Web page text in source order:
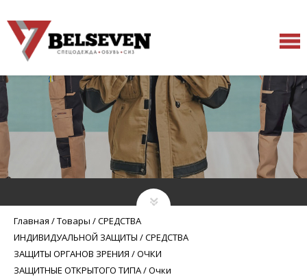
Главная /Товары /СРЕДСТВА
ИНДИВИДУАЛЬНОЙ ЗАЩИТЫ /СРЕДСТВА
ЗАЩИТЫ ОРГАНОВ ЗРЕНИЯ /ОЧКИ
ЗАЩИТНЫЕ ОТКРЫТОГО ТИПА/Очки